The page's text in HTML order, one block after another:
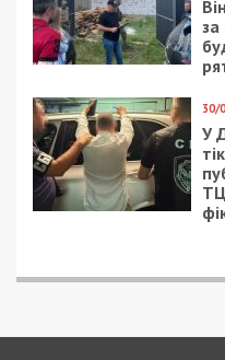
15/05/2020 - 12:29
Зеленский снял
санкции с Муссолини
5/06/2023 - 20:56